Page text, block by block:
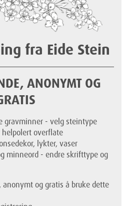
fra Eide Stein
ANONYMT OG
gravminner - velg steintype
helpolert overflate
lykter, vaser
minneord - endre skrifttype og
og gratis å bruke dette